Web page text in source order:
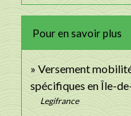
Pour en savoir plus
Versement
spécifiques en Île-
Legifrance